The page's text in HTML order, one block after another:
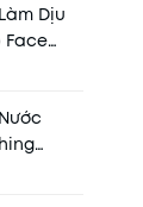
Dịu
Face